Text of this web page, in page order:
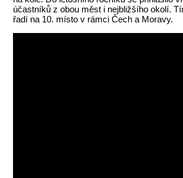
účastníků z obou měst i nejbližšího okolí.
řadí na 10. místo v rámci Čech a Moravy.